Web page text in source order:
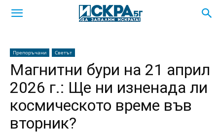
Препоръчани Светът
Магнитни бури на 21 април
2026 г.: Ще ни изненада ли
космическото време във
вторник?